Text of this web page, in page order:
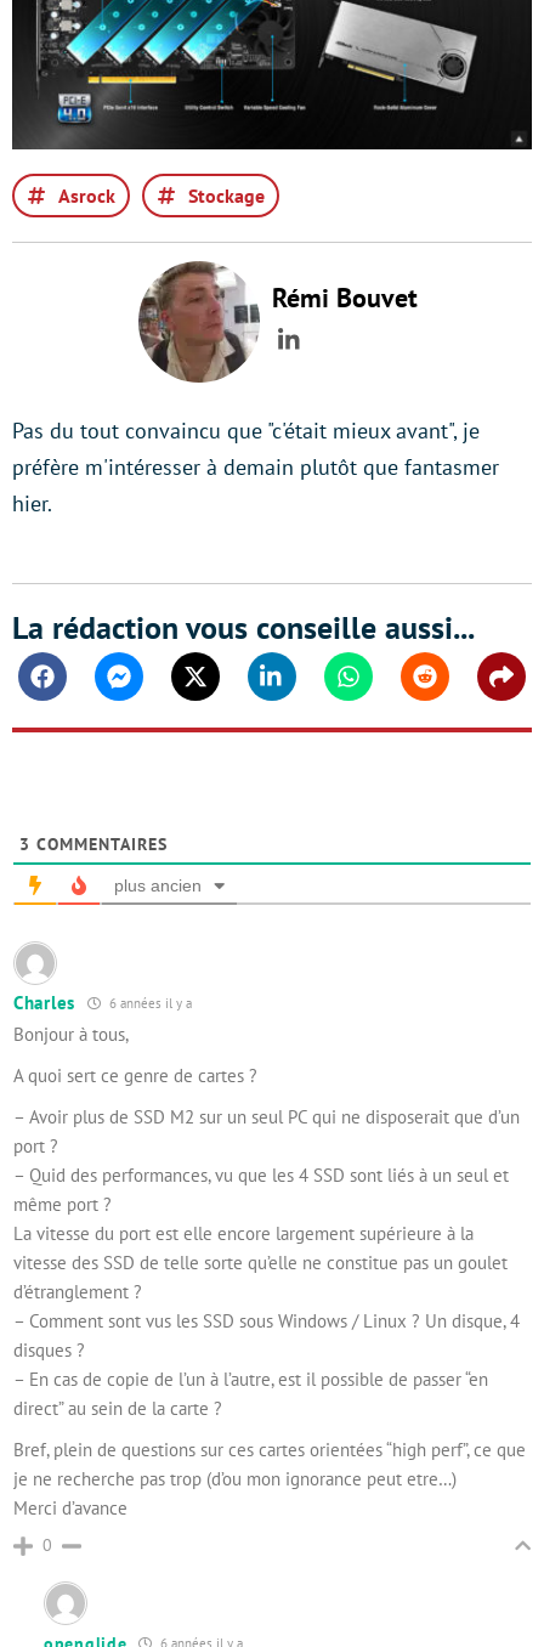
Asrock Stockage
Rémi Bouvet
LinkedIn
Pas du tout convaincu que "c'était mieux avant", je
préfère m'intéresser à demain plutôt que fantasmer
hier.
La rédaction vous conseille aussi...
FacebookMessengerTwitter Linkedin WhatsappReddit
3 COMMENTAIRES
plus ancien
Charles 6 années il y a
Bonjour à tous,
A quoi sert ce genre de cartes ?
– Avoir plus de SSD M2 sur un seul PC qui ne disposerait que d’un
port ?
– Quid des performances, vu que les 4 SSD sont liés à un seul et
même port ?
La vitesse du port est elle encore largement supérieure à la
vitesse des SSD de telle sorte qu’elle ne constitue pas un goulet
d’étranglement ?
– Comment sont vus les SSD sous Windows / Linux ? Un disque, 4
disques ?
– En cas de copie de l’un à l’autre, est il possible de passer “en
direct” au sein de la carte ?
Bref, plein de questions sur ces cartes orientées “high perf”, ce que
je ne recherche pas trop (d’ou mon ignorance peut etre…)
Merci d’avance
0
6 années il y a